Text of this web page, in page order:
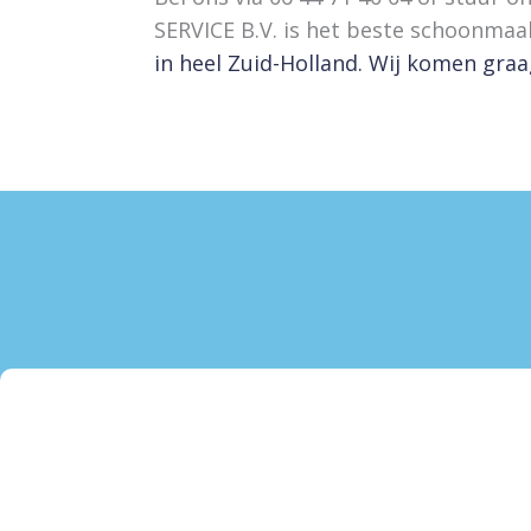
SERVICE B.V. is het beste
in heel Zuid-Holland. Wij komen